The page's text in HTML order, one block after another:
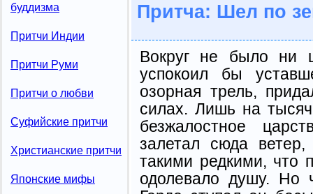
буддизма
Притчи Индии
Притчи Руми
Притчи о любви
Суфийские притчи
Христианские притчи
Японские мифы
Притча: Шел по
Вокруг не было ни
успокоил бы
озорная трель,
силах. Лишь на
безжалостное
залетал сюда
такими редкими, что
одолевало душу. Но